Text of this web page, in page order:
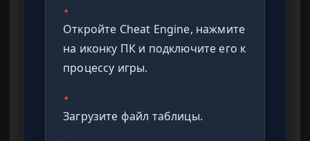
✦
Откройте Cheat Engine, нажмите
на иконку ПК и подключите его к
процессу игры.
✦
Загрузите файл таблицы.